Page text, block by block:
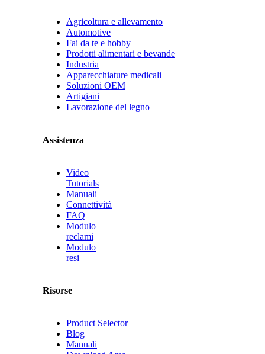
Agricoltura e allevamento
Automotive
Fai da te e hobby
Prodotti alimentari e bevande
Industria
Apparecchiature medicali
Soluzioni OEM
Artigiani
Lavorazione del legno
Assistenza
Video
Tutorials
Manuali
Connettività
FAQ
Modulo
reclami
Modulo
resi
Risorse
Product Selector
Blog
Manuali